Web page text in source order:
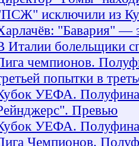
исключили из
"Бавария" —
Италии болельщики
чемпионов.
попытки в
УЕФА.
Превью
УЕФА.
Чемпионов.